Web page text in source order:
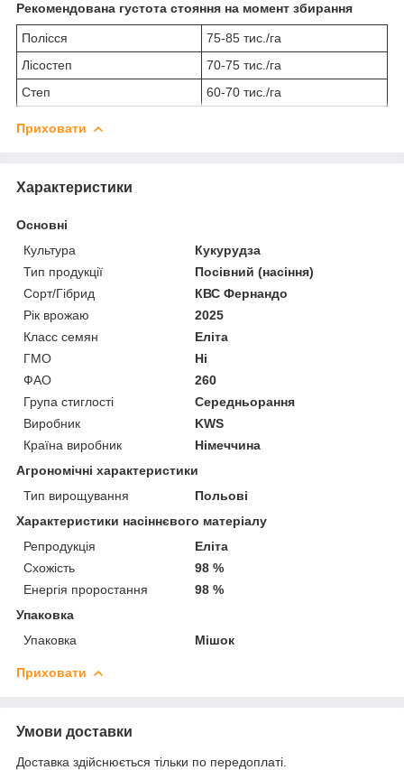
Рекомендована густота стояння на момент збирання
Полісся
75-85 тис./га
Лісостеп
70-75 тис./га
Степ
60-70 тис./га
Приховати
Характеристики
Основні
Культура
Кукурудза
Тип продукції
Посівний (насіння)
Сорт/Гібрид
КВС Фернандо
Рік врожаю
2025
Класс семян
Еліта
ГМО
Ні
ФАО
260
Група стиглості
Середньорання
Виробник
KWS
Країна виробник
Німеччина
Агрономічні характеристики
Тип вирощування
Польові
Характеристики насіннєвого матеріалу
Репродукція
Еліта
Схожість
98 %
Енергія проростання
98 %
Упаковка
Упаковка
Мішок
Приховати
Умови доставки
Доставка здійснюється тільки по передоплаті.